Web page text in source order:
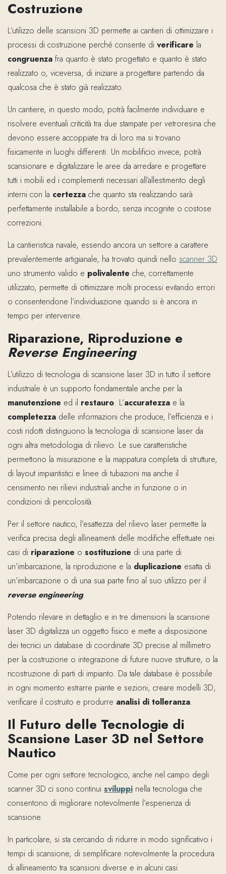
Costruzione
L’utilizzo delle scansioni 3D permette ai cantieri di ottimizzare i
processi di costruzione perché consente di verificare la
congruenza fra quanto è stato progettato e quanto è stato
realizzato o, viceversa, di iniziare a progettare partendo da
qualcosa che è stato già realizzato.
Un cantiere, in questo modo, potrà facilmente individuare e
risolvere eventuali criticità tra due stampate per vetroresina che
devono essere accoppiate tra di loro ma si trovano
fisicamente in luoghi differenti. Un mobilificio invece, potrà
scansionare e digitalizzare le aree da arredare e progettare
tutti i mobili ed i complementi necessari all’allestimento degli
interni con la certezza che quanto sta realizzando sarà
perfettamente installabile a bordo, senza incognite o costose
correzioni.
La cantieristica navale, essendo ancora un settore a carattere
prevalentemente artigianale, ha trovato quindi nello scanner 3D
uno strumento valido e polivalente che, correttamente
utilizzato, permette di ottimizzare molti processi evitando errori
o consentendone l’individuazione quando si è ancora in
tempo per intervenire.
Riparazione, Riproduzione e
Reverse Engineering
L’utilizzo di tecnologia di scansione laser 3D in tutto il settore
industriale è un supporto fondamentale anche per la
manutenzione ed il restauro. L’accuratezza e la
completezza delle informazioni che produce, l’efficienza e i
costi ridotti distinguono la tecnologia di scansione laser da
ogni altra metodologia di rilievo. Le sue caratteristiche
permettono la misurazione e la mappatura completa di strutture,
di layout impiantistici e linee di tubazioni ma anche il
censimento nei rilievi industriali anche in funzione o in
condizioni di pericolosità.
Per il settore nautico, l’esattezza del rilievo laser permette la
verifica precisa degli allineamenti delle modifiche effettuate nei
casi di riparazione o sostituzione di una parte di
un’imbarcazione, la riproduzione e la duplicazione esatta di
un’imbarcazione o di una sua parte fino al suo utilizzo per il
reverse engineering.
Potendo rilevare in dettaglio e in tre dimensioni la scansione
laser 3D digitalizza un oggetto fisico e mette a disposizione
dei tecnici un database di coordinate 3D precise al millimetro
per la costruzione o integrazione di future nuove strutture, o la
ricostruzione di parti di impianto. Da tale database è possibile
in ogni momento estrarre piante e sezioni, creare modelli 3D,
verificare il costruito e produrre analisi di tolleranza.
Il Futuro delle Tecnologie di
Scansione Laser 3D nel Settore
Nautico
Come per ogni settore tecnologico, anche nel campo degli
scanner 3D ci sono continui sviluppi nella tecnologia che
consentono di migliorare notevolmente l’esperienza di
scansione.
In particolare, si sta cercando di ridurre in modo significativo i
tempi di scansione, di semplificare notevolmente la procedura
di allineamento tra scansioni diverse e in alcuni casi